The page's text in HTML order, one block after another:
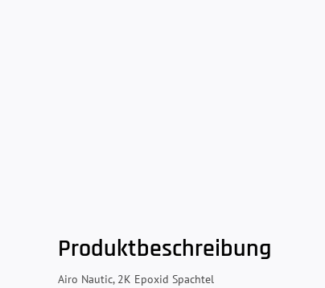
Produktbeschreibung
Airo Nautic, 2K Epoxid Spachtel